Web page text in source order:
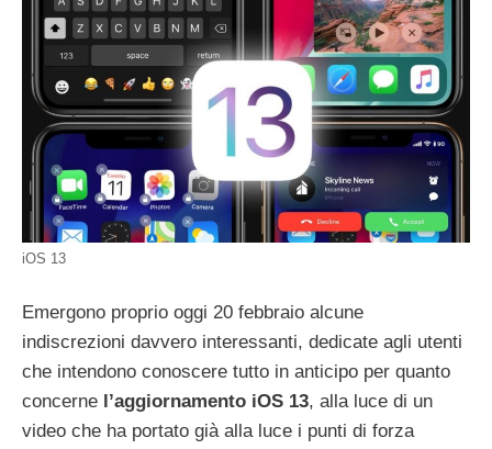
iOS 13
Emergono proprio oggi 20 febbraio alcune
indiscrezioni davvero interessanti, dedicate agli utenti
che intendono conoscere tutto in anticipo per quanto
concerne l’aggiornamento iOS 13, alla luce di un
video che ha portato già alla luce i punti di forza